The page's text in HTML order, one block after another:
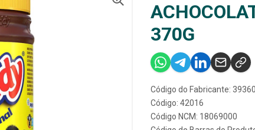
370G
Código do Fabricante:
Código: 42016
Código NCM: 18069000